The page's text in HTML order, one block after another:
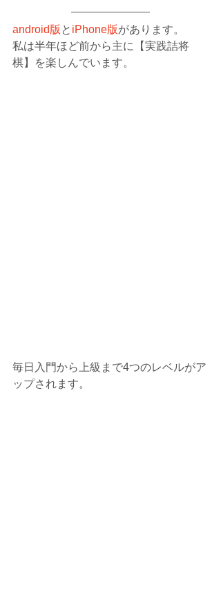
android版 と iPhone版があります。
私は半年ほど前から主に【実践詰将
棋】を楽しんでいます。
毎日入門から上級まで4つのレベルがア
ップされます。